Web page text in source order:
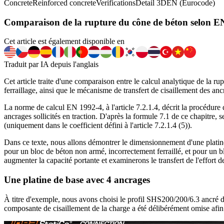
ConcreteReinforced concreteVerificationsDetail 3DEN (Eurocode)
Comparaison de la rupture du cône de béton selon
Cet article est également disponible en
Traduit par IA depuis l'anglais
Cet article traite d'une comparaison entre le calcul analytique de la
ferraillage, ainsi que le mécanisme de transfert de cisaillement des
La norme de calcul EN 1992-4, à l'article 7.2.1.4, décrit la procédure
ancrages sollicités en traction. D'après la formule 7.1 de ce chapitre,
(uniquement dans le coefficient défini à l'article 7.2.1.4 (5)).
Dans ce texte, nous allons démontrer le dimensionnement d'une
pour un bloc de béton non armé, incorrectement ferraillé, et pour un
augmenter la capacité portante et examinerons le transfert de l'effort
Une platine de base avec 4 ancrages
À titre d'exemple, nous avons choisi le profil SHS200/200/6.3 ancré
composante de cisaillement de la charge a été délibérément omise